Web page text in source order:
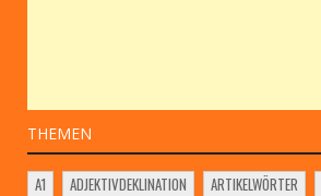
THEMEN
A1 ADJEKTIVDEKLINATION ARTIKELWÖRTER